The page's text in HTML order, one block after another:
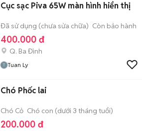
Cục sạc Piva 65W màn hình hiển thị
Đã sử dụng (chưa sửa chữa) Còn bảo hành
400.000 đ
Q. Ba Đình
Tuan Ly
Chó Phốc lai
Chó Cỏ Chó con (dưới 3 tháng tuổi)
200.000 đ